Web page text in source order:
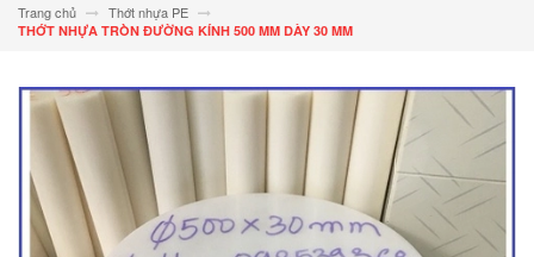
Trang chủ Thớt nhựa PE
THỚT NHỰA TRÒN ĐƯỜNG KÍNH 500 MM DÀY 30 MM